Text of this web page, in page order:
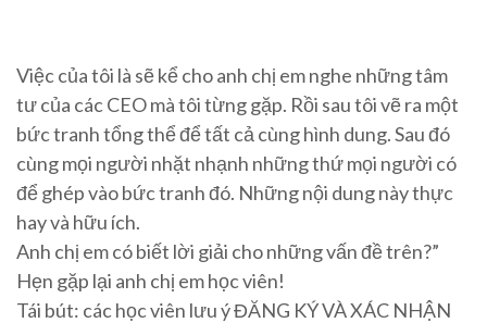
Việc của tôi là sẽ kể cho anh chị em nghe những tâm
tư của các CEO mà tôi từng gặp. Rồi sau tôi vẽ ra một
bức tranh tổng thể để tất cả cùng hình dung. Sau đó
cùng mọi người nhặt nhạnh những thứ mọi người có
để ghép vào bức tranh đó. Những nội dung này thực
hay và hữu ích.
Anh chị em có biết lời giải cho những vấn đề trên?”
Hẹn gặp lại anh chị em học viên!
Tái bút: các học viên lưu ý ĐĂNG KÝ VÀ XÁC NHẬN